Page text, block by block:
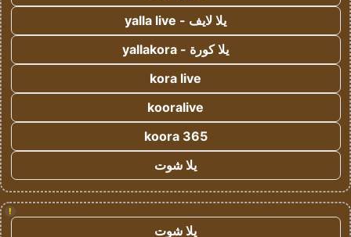
يلا لايف - yalla live
يلا كورة - yallakora
kora live
kooralive
koora 365
يلا شوت
!
يلا شوت